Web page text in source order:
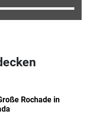
Rochade in